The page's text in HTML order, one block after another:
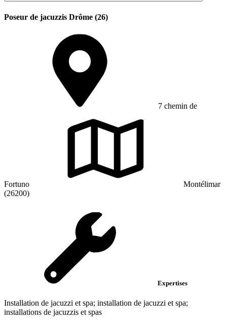
Poseur de jacuzzis Drôme (26)
7 chemin de
Fortuno
Montélimar
(26200)
Expertises
Installation de jacuzzi et spa; installation de jacuzzi et spa;
installations de jacuzzis et spas